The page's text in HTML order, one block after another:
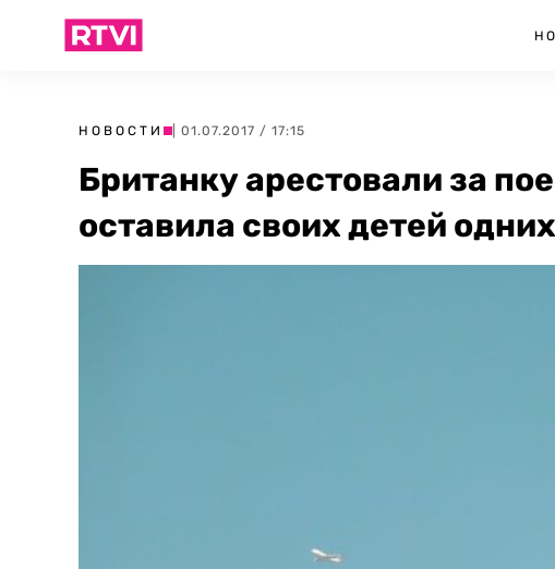
НОВОСТИ | 01.07.2017 / 17:15
Британку арестовали за
оставила своих детей одних